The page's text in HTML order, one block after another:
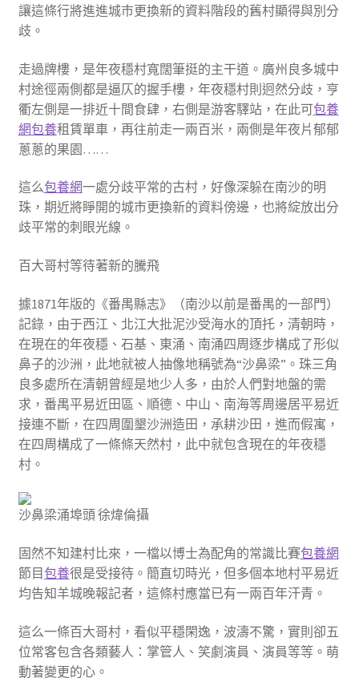
讓這條行將進進城市更換新的資料階段的舊村顯得與別分
歧。
走過牌樓，是年夜穩村寬闊筆挺的主干道。廣州良多城中
村途徑兩側都是逼仄的握手樓，年夜穩村則迥然分歧，亨
衢左側是一排近十間食肆，右側是游客驛站，在此可包養
網包養租賃單車，再往前走一兩百米，兩側是年夜片郁郁
蔥蔥的果園……
這么包養網一處分歧平常的古村，好像深躲在南沙的明
珠，期近將睜開的城市更換新的資料傍邊，也將綻放出分
歧平常的刺眼光線。
百大哥村等待著新的騰飛
據1871年版的《番禺縣志》（南沙以前是番禺的一部門）
記錄，由于西江、北江大批泥沙受海水的頂托，清朝時，
在現在的年夜穩、石基、東涌、南涌四周逐步構成了形似
鼻子的沙洲，此地就被人抽像地稱號為“沙鼻梁”。珠三角
良多處所在清朝曾經是地少人多，由於人們對地盤的需
求，番禺平易近田區、順德、中山、南海等周邊居平易近
接連不斷，在四周圍墾沙洲造田，承耕沙田，進而假寓，
在四周構成了一條條天然村，此中就包含現在的年夜穩
村。
沙鼻梁涌埠頭 徐煒倫攝
固然不知建村比來，一檔以博士為配角的常識比賽包養網
節目包養很是受接待。簡直切時光，但多個本地村平易近
均告知羊城晚報記者，這條村應當已有一兩百年汗青。
這么一條百大哥村，看似平穩閑逸，波濤不驚，實則卻五
位常客包含各類藝人：掌管人、笑劇演員、演員等等。萌
動著變更的心。